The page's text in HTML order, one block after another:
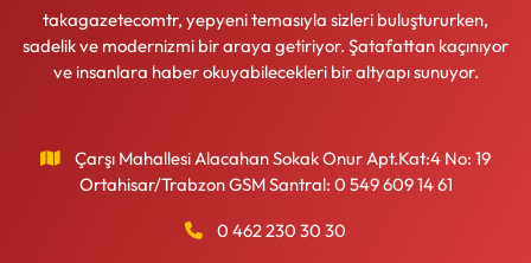
takagazetecomtr, yepyeni temasıyla sizleri buluştururken,
sadelik ve modernizmi bir araya getiriyor. Şatafattan kaçınıyor
ve insanlara haber okuyabilecekleri bir altyapı sunuyor.
Çarşı Mahallesi Alacahan Sokak Onur Apt.Kat:4 No: 19
Ortahisar/Trabzon GSM Santral: 0 549 609 14 61
0 462 230 30 30